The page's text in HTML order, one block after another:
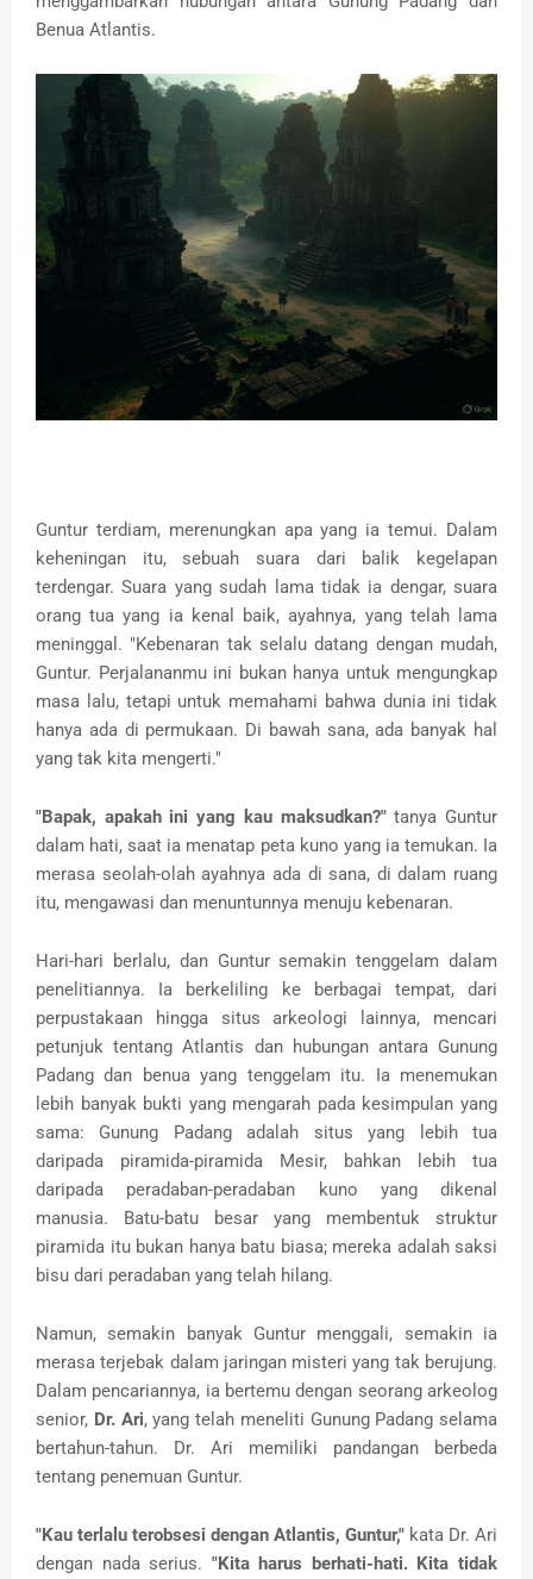
Benua Atlantis.
Guntur terdiam, merenungkan apa yang ia temui. Dalam
keheningan itu, sebuah suara dari balik kegelapan
terdengar. Suara yang sudah lama tidak ia dengar, suara
orang tua yang ia kenal baik, ayahnya, yang telah lama
meninggal. "Kebenaran tak selalu datang dengan mudah,
Guntur. Perjalananmu ini bukan hanya untuk mengungkap
masa lalu, tetapi untuk memahami bahwa dunia ini tidak
hanya ada di permukaan. Di bawah sana, ada banyak hal
yang tak kita mengerti."
"Bapak, apakah ini yang kau maksudkan?"tanya Guntur
dalam hati, saat ia menatap peta kuno yang ia temukan. Ia
merasa seolah-olah ayahnya ada di sana, di dalam ruang
itu, mengawasi dan menuntunnya menuju kebenaran.
Hari-hari berlalu, dan Guntur semakin tenggelam dalam
penelitiannya. Ia berkeliling ke berbagai tempat, dari
perpustakaan hingga situs arkeologi lainnya, mencari
petunjuk tentang Atlantis dan hubungan antara Gunung
Padang dan benua yang tenggelam itu. Ia menemukan
lebih banyak bukti yang mengarah pada kesimpulan yang
sama: Gunung Padang adalah situs yang lebih tua
daripada piramida-piramida Mesir, bahkan lebih tua
daripada peradaban-peradaban kuno yang dikenal
manusia. Batu-batu besar yang membentuk struktur
piramida itu bukan hanya batu biasa; mereka adalah saksi
bisu dari peradaban yang telah hilang.
Namun, semakin banyak Guntur menggali, semakin ia
merasa terjebak dalam jaringan misteri yang tak berujung.
Dalam pencariannya, ia bertemu dengan seorang arkeolog
senior, Dr. Ari, yang telah meneliti Gunung Padang selama
bertahun-tahun. Dr. Ari memiliki pandangan berbeda
tentang penemuan Guntur.
"Kau terlalu terobsesi dengan Atlantis, Guntur," kata Dr. Ari
dengan nada serius. "Kita harus berhati-hati. Kita tidak